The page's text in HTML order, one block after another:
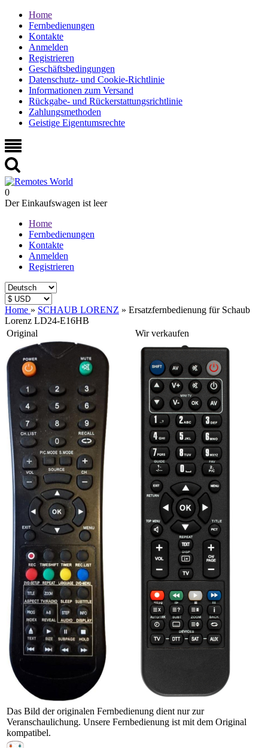
Home
Fernbedienungen
Kontakte
Anmelden
Registrieren
Geschäftsbedingungen
Datenschutz- und Cookie-Richtlinie
Informationen zum Versand
Rückgabe- und Rückerstattungsrichtlinie
Zahlungsmethoden
Geistige Eigentumsrechte
0
Der Einkaufswagen ist leer
Home
Fernbedienungen
Kontakte
Anmelden
Registrieren
Home » SCHAUB LORENZ » Ersatzfernbedienung für Schaub
Lorenz LD24-E16HB
Original
Wir verkaufen
Das Bild der originalen Fernbedienung dient nur zur
Veranschaulichung. Unsere Fernbedienung ist mit dem Original
kompatibel.